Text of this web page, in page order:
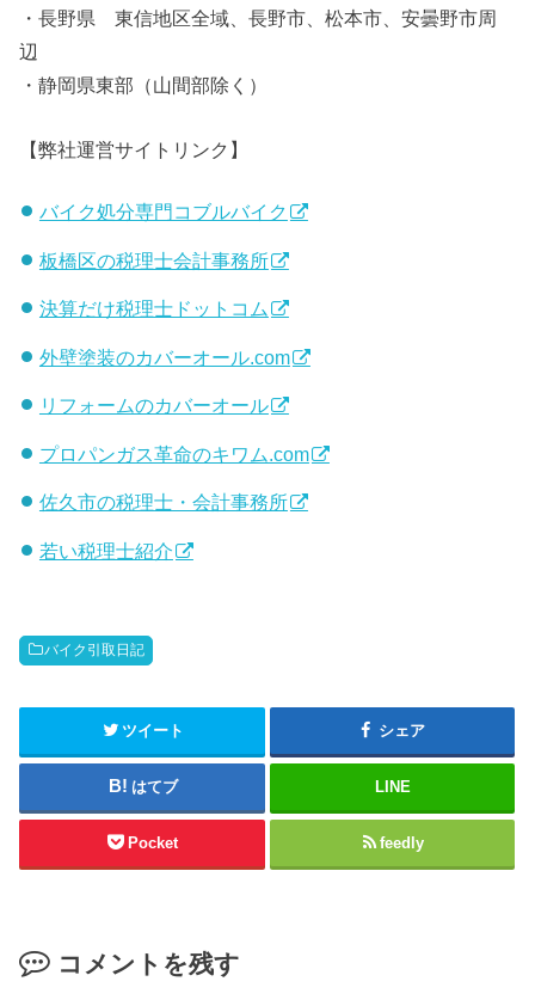
・長野県 東信地区全域、長野市、松本市、安曇野市周
辺
・静岡県東部（山間部除く）
【弊社運営サイトリンク】
バイク処分専門コブルバイク
板橋区の税理士会計事務所
決算だけ税理士ドットコム
外壁塗装のカバーオール.com
リフォームのカバーオール
プロパンガス革命のキワム.com
佐久市の税理士・会計事務所
若い税理士紹介
バイク引取日記
ツイート シェア
はてブ LINE
Pocket feedly
コメントを残す